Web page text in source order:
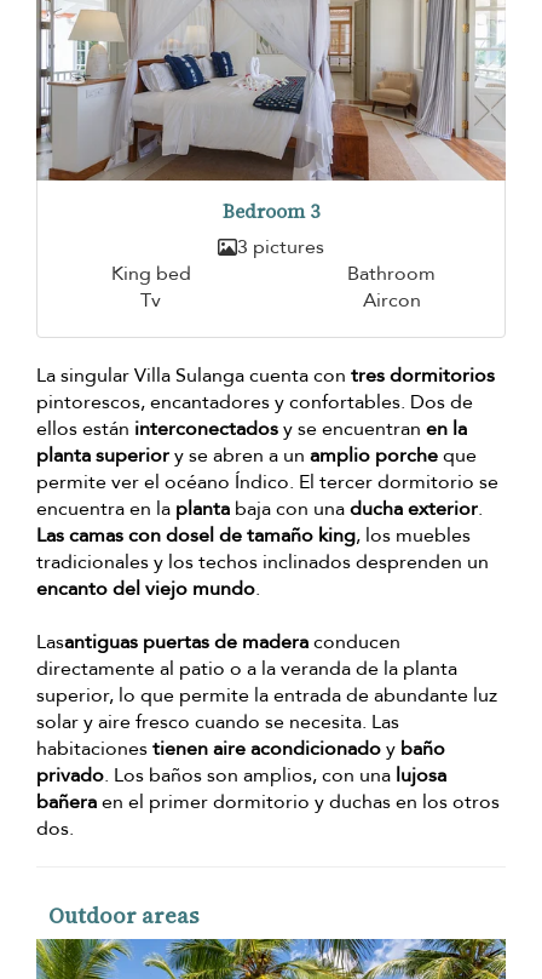
Bedroom 3
3 pictures
King bed
Bathroom
Tv
Aircon
La singular Villa Sulanga cuenta con tres dormitorios
pintorescos, encantadores y confortables. Dos de
ellos están interconectadosy se encuentran en la
planta superiory se abren a un amplio porcheque
permite ver el océano Índico. El tercer dormitorio se
encuentra en la planta baja con unaducha exterior.
Las camas con dosel de tamaño king, los muebles
tradicionales y los techos inclinados desprenden un
encanto del viejo mundo.
Lasantiguas puertas de maderaconducen
directamente al patio o a la veranda de la planta
superior, lo que permite la entrada de abundante luz
solar y aire fresco cuando se necesita. Las
habitacionestienen aire acondicionadoy baño
privado. Los baños son amplios, con una lujosa
bañeraen el primer dormitorio y duchas en los otros
dos.
Outdoor areas